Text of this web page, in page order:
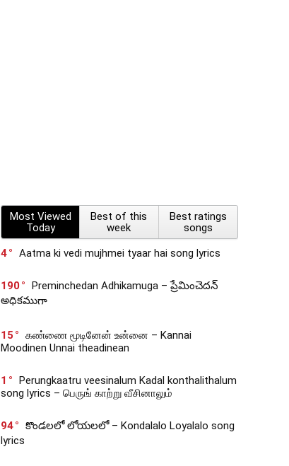
Most Viewed
Today
Best of this
week
Best ratings
songs
4
Aatma ki vedi mujhmei tyaar hai song lyrics
190
Preminchedan Adhikamuga – ప్రేమించెదన్
అధికముగా
15
கண்ணை மூடினேன் உன்னை – Kannai
Moodinen Unnai theadinean
1
Perungkaatru veesinalum Kadal konthalithalum
song lyrics – பெருங் காற்று வீசினாலும்
94
కొండలలో లోయలలో – Kondalalo Loyalalo song
lyrics